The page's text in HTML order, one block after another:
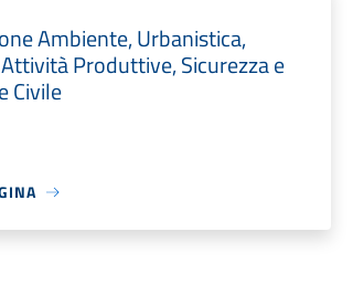
Ambiente, Urbanistica,
Produttive, Sicurezza e
Civile